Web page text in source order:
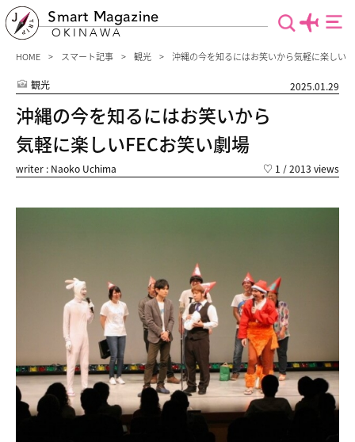
Smart Magazine
OKINAWA
HOME スマート記事 観光 沖縄の今を知るにはお笑いから気軽に楽しい
観光 2025.01.29
沖縄の今を知るにはお笑いから
気軽に楽しいFECお笑い劇場
writer : Naoko Uchima ♡ 1 / 2013 views